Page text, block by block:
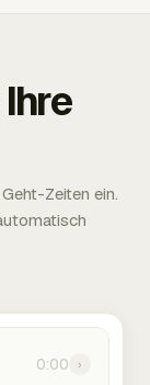
Zeiten ein.
0:00 ›